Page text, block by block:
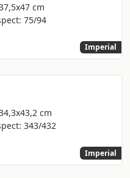
cm
75/94
Imperial
cm
343/432
Imperial